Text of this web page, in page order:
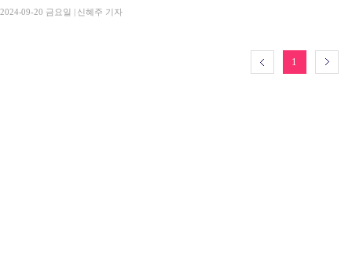
2024-09-20 금요일 | 신혜주 기자
1